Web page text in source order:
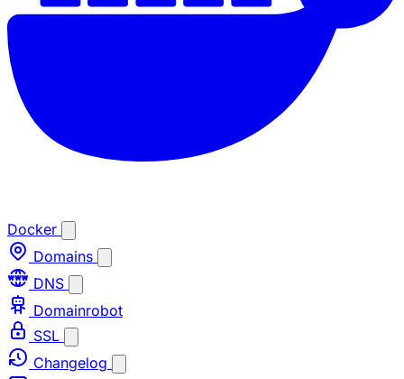
Docker
Domains
DNS
Domainrobot
SSL
Changelog